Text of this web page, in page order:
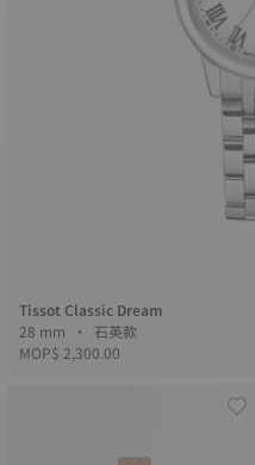
Tissot Classic Dream
28 mm • 石英款
MOP$ 2,300.00